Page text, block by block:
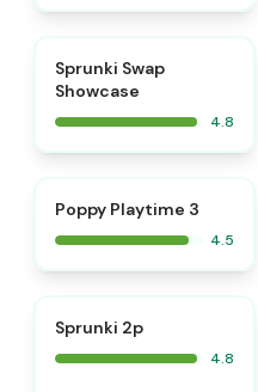
Sprunki Swap
Showcase
4.8
Poppy Playtime 3
4.5
Sprunki 2p
4.8